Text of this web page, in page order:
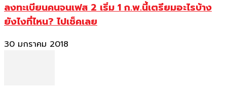
ลงทะเบียนคนจนเฟส 2 เริ่ม 1 ก.พ.นี้เตรียมอะไรบ้าง
ยังไงที่ไหน? ไปเช็คเลย
30 มกราคม 2018